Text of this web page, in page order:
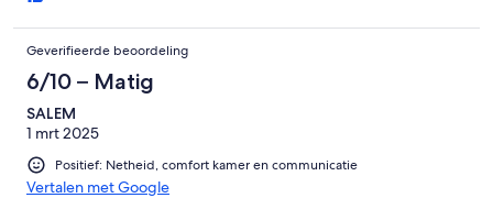
Geverifieerde beoordeling
6/10 – Matig
SALEM
1 mrt 2025
Positief: Netheid, comfort kamer en communicatie
Vertalen met Google